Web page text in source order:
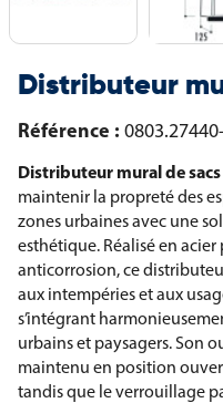
Distributeur
Référence :
Distributeur mural de sacs
maintenir la propreté des
zones urbaines avec une
esthétique. Réalisé en
anticorrosion, ce
aux intempéries et aux
s’intégrant
urbains et paysagers. Son
maintenu en position
tandis que le verrouillage